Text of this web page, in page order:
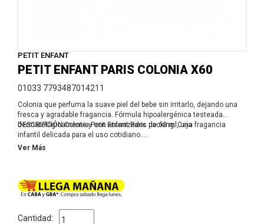
PETIT ENFANT
PETIT ENFANT PARIS COLONIA X60
01033 7793487014211
Colonia que perfuma la suave piel del bebe sin irritarlo, dejando una
fresca y agradable fragancia. Fórmula hipoalergénica testeada
dermatológicamente y con atomizador. packing: Caja
DESCRIPCIÓN:Colonia Petit Enfant Paris de 60 ml, una fragancia
infantil delicada para el uso cotidiano.
BENEFICIOS:• Aporta un aroma suave y agradable.• Acompaña la
rostro y ojos.
Ver Más
Cantidad: